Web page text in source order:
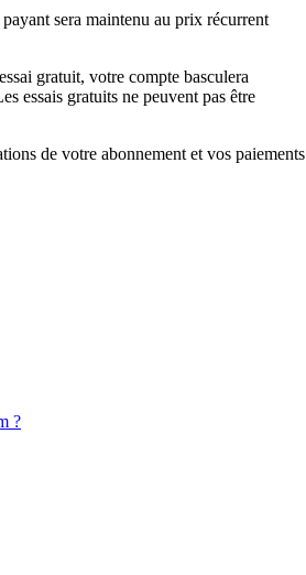
sera maintenu au prix récurrent
gratuit, votre compte basculera
essais gratuits ne peuvent pas être
de votre abonnement et vos paiements
?